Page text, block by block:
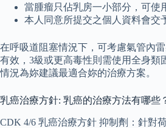
當腫瘤只佔乳房一小部分，可使
本人同意所提交之個人資料會交
在呼吸道阻塞情況下，可考慮氣管內
有效，3級或更高毒性則需使用全身
情況為妳建議最適合妳的治療方案。
乳癌治療方針: 乳癌的治療方法有哪些
CDK 4/6 乳癌治療方針 抑制劑：針對